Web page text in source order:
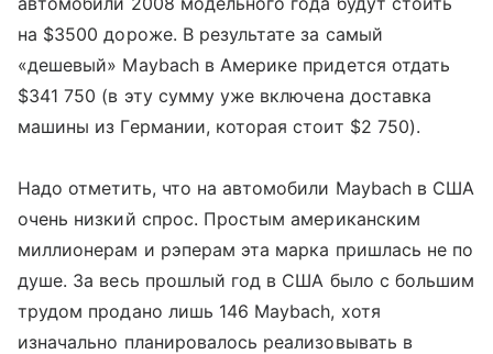
на $3500 дороже. В результате за самый
«дешевый» Maybach в Америке придется отдать
$341 750 (в эту сумму уже включена доставка
машины из Германии, которая стоит $2 750).
Надо отметить, что на автомобили Maybach в США
очень низкий спрос. Простым американским
миллионерам и рэперам эта марка пришлась не по
душе. За весь прошлый год в США было с большим
трудом продано лишь 146 Maybach, хотя
изначально планировалось реализовывать в